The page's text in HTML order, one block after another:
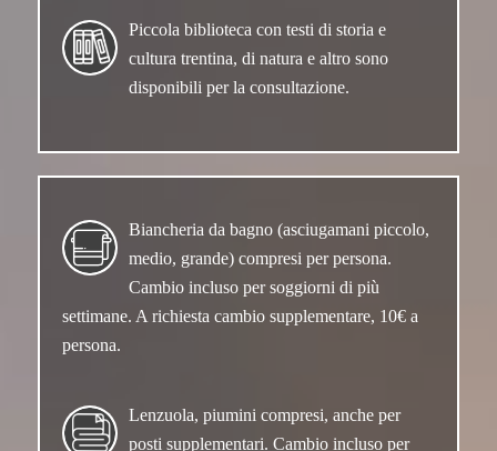
Piccola biblioteca con testi di storia e
cultura trentina, di natura e altro sono
disponibili per la consultazione.
Biancheria da bagno (asciugamani piccolo,
medio, grande) compresi per persona.
Cambio incluso per soggiorni di più
settimane. A richiesta cambio supplementare, 10€ a
persona.
Lenzuola, piumini compresi, anche per
posti supplementari. Cambio incluso per